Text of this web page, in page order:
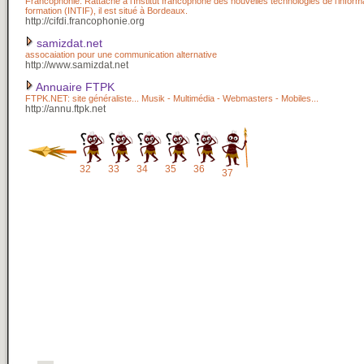
formation (INTIF), il est situé à Bordeaux.
http://cifdi.francophonie.org
samizdat.net
assocaiation pour une communication alternative
http://www.samizdat.net
Annuaire FTPK
FTPK.NET: site généraliste... Musik - Multimédia - Webmasters - Mobiles...
http://annu.ftpk.net
32 33 34 35 36 37